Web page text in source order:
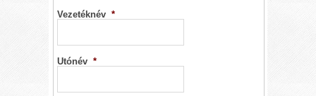
Vezetéknév *
Utónév *